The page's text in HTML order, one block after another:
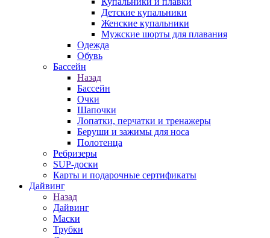
Детские купальники
Женские купальники
Мужские шорты для плавания
Одежда
Обувь
Бассейн
Назад
Бассейн
Очки
Шапочки
Лопатки, перчатки и тренажеры
Беруши и зажимы для носа
Полотенца
Ребризеры
SUP-доски
Карты и подарочные сертификаты
Дайвинг
Назад
Дайвинг
Маски
Трубки